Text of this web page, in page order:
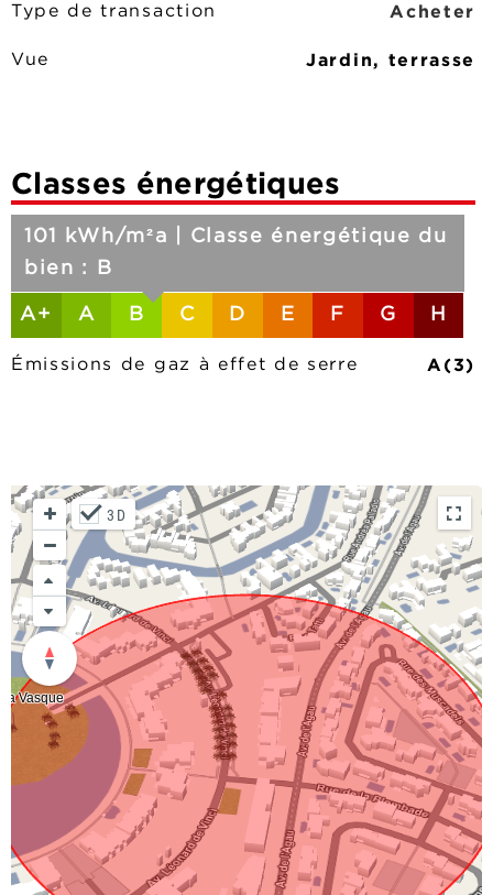
Type de transaction Acheter
Vue Jardin, terrasse
Classes énergétiques
A+ A
101 kWh/m²a | Classe énergétique du
bien : B
B C D E F G H
Émissions de gaz à effet de serre A(3)
3D